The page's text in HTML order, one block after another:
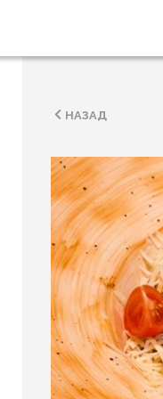
НАЗАД